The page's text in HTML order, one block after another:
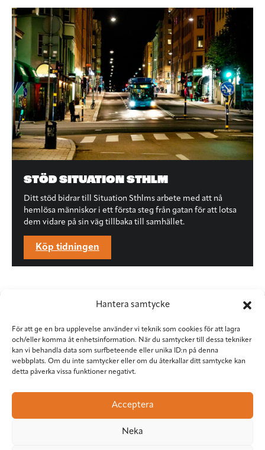
Hantera samtycke
För att ge en bra upplevelse använder vi teknik som cookies för att lagra
och/eller komma åt enhetsinformation. När du samtycker till dessa tekniker
kan vi behandla data som surfbeteende eller unika ID:n på denna
webbplats. Om du inte samtycker eller om du återkallar ditt samtycke kan
detta påverka vissa funktioner negativt.
Acceptera
Neka
STÖD SITUATION STHLM
Ditt stöd bidrar till Situation Sthlms arbete med att nå
hemlösa människor i ett första steg från gatan för att lotsa
dem vidare på sin väg tillbaka till samhället.
Köp tidningen
Situation Sthlm
Torkel Knutssongatan 37
118 49 Stockholm
red@situationsthlm.se